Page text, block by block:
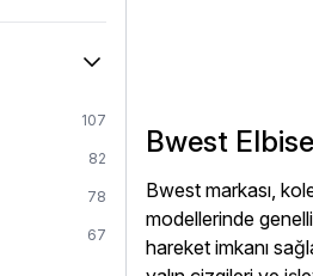
20
16
14
13
8
16
107
82
78
67
Bwest
Bwest markası,
modellerinde
hareket imkanı